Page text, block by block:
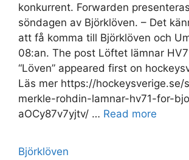
konkurrent. Forwarden
söndagen av Björklöven. – Det
att få komma till Björklöven och
08:an. The post Löftet lämnar
“Löven” appeared first on
Läs mer https://hockeysverige.se/
merkle-rohdin-lamnar-hv71-for-
aOCy87v7yjtv/ … Read more
Categories
Björklöven